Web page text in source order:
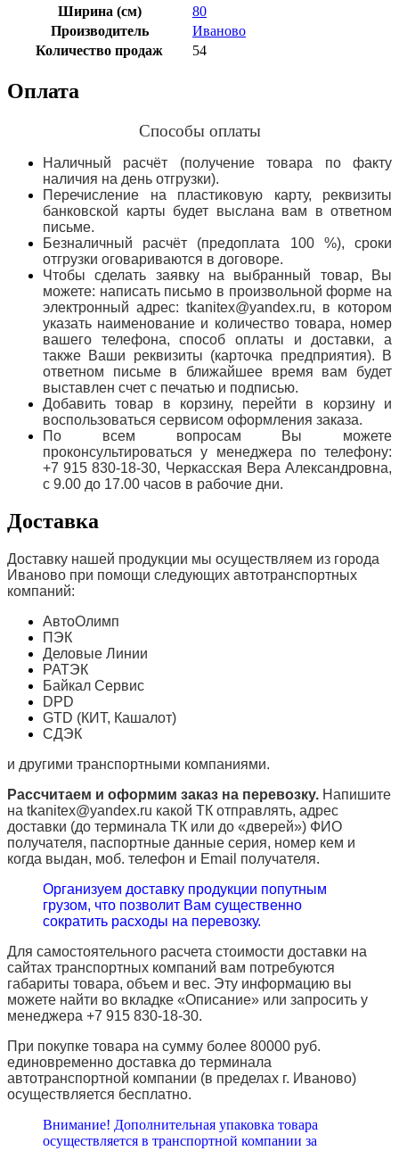
Ширина (см)
80
Производитель
Иваново
Количество продаж
54
Оплата
Способы оплаты
Наличный расчёт (получение товара по факту
наличия на день отгрузки).
Перечисление на пластиковую карту, реквизиты
банковской карты будет выслана вам в ответном
письме.
Безналичный расчёт (предоплата 100 %), сроки
отгрузки оговариваются в договоре.
Чтобы сделать заявку на выбранный товар, Вы
можете: написать письмо в произвольной форме на
электронный адрес: tkanitex@yandex.ru, в котором
указать наименование и количество товара, номер
вашего телефона, способ оплаты и доставки, а
также Ваши реквизиты (карточка предприятия). В
ответном письме в ближайшее время вам будет
выставлен счет с печатью и подписью.
Добавить товар в корзину, перейти в корзину и
воспользоваться сервисом оформления заказа.
По всем вопросам Вы можете
проконсультироваться у менеджера по телефону:
+7 915 830-18-30, Черкасская Вера Александровна,
с 9.00 до 17.00 часов в рабочие дни.
Доставка
Доставку нашей продукции мы осуществляем из города
Иваново при помощи следующих автотранспортных
компаний:
АвтоОлимп
ПЭК
Деловые Линии
РАТЭК
Байкал Сервис
DPD
GTD (КИТ, Кашалот)
СДЭК
и другими транспортными компаниями.
Рассчитаем и оформим заказ на перевозку. Напишите
на tkanitex@yandex.ru какой ТК отправлять, адрес
доставки (до терминала ТК или до «дверей») ФИО
получателя, паспортные данные серия, номер кем и
когда выдан, моб. телефон и Email получателя.
Организуем доставку продукции попутным
грузом, что позволит Вам существенно
сократить расходы на перевозку.
Для самостоятельного расчета стоимости доставки на
сайтах транспортных компаний вам потребуются
габариты товара, объем и вес. Эту информацию вы
можете найти во вкладке «Описание» или запросить у
менеджера +7 915 830-18-30.
При покупке товара на сумму более 80000 руб.
единовременно доставка до терминала
автотранспортной компании (в пределах г. Иваново)
осуществляется бесплатно.
Внимание! Дополнительная упаковка товара
осуществляется в транспортной компании за